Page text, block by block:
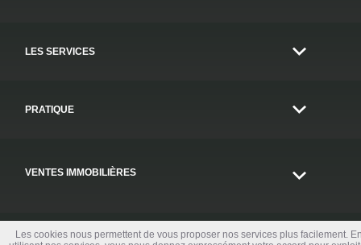
LES SERVICES
PRATIQUE
VENTES IMMOBILIÈRES
CONTACT
Les cookies nous permettent de vous proposer nos services plus facilement.